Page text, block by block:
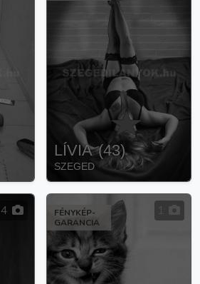
LÍVIA (43)
SZEGED
4
FÉNYKÉP-
GARANCIA